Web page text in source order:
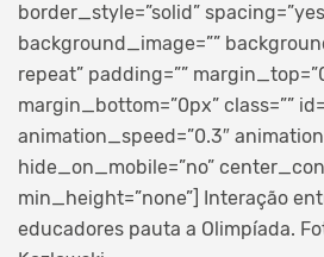
border_style=”solid”
background_image=””
repeat” padding=””
margin_bottom=”0px” class=””
animation_speed=”0.3″
hide_on_mobile=”no”
min_height=”none”]
Interação
educadores pauta a Olimpíada.